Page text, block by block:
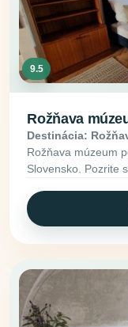
9.5
Rožňava
Destinácia:
Rožňava múzeum
Slovensko. Pozrite